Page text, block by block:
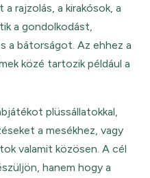
rajzolás, a kirakósok, a
a gondolkodást,
a bátorságot. Az ehhez a
közé tartozik például a
plüssállatokkal,
a mesékhez, vagy
valamit közösen. A cél
hanem hogy a